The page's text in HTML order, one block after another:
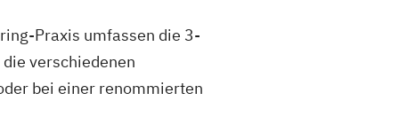
Praxis umfassen die 3-
verschiedenen
bei einer renommierten